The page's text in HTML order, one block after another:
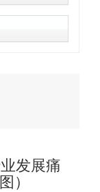
发展痛
）